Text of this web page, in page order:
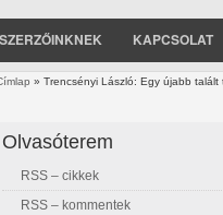
SZERZŐINKNEK KAPCSOLAT
» Trencsényi László: Egy újabb talált
Olvasóterem
RSS – cikkek
RSS – kommentek